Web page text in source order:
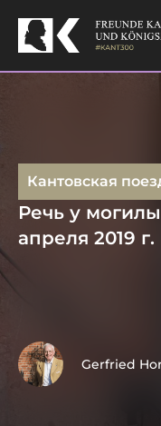
content
Кантовская
Речь у
апреля 2019 г.
Gerfried